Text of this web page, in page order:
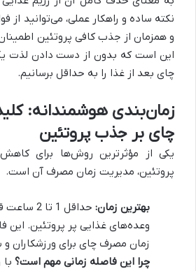
نکته ساده و راهکار عملی، می‌توانید از
و همزمان از جذب کافی پروتئین
این است که بدون از دست دادن لذت
چای بعد از غذا را به حداقل برسانیم.
زمان‌بندی هوشمندانه:
چای بر جذب پروتئین
یکی از مؤثرترین روش‌ها برای
پروتئین، مدیریت زمان مصرف آن است.
بهترین زمان:
حداقل 1
وعده‌های غذایی پر پروتئین. این
زمان مصرف چای برای ورزشکاران و
چرا این فاصله زمانی مهم است؟